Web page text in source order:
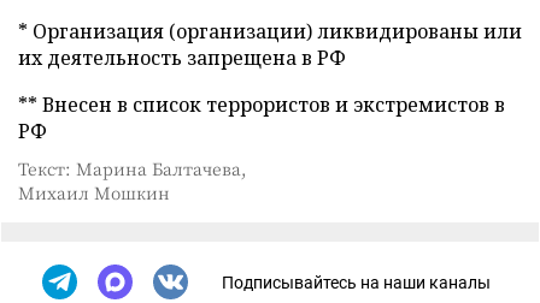
* Организация (организации) ликвидированы или
их деятельность запрещена в РФ
** Внесен в список террористов и экстремистов в
РФ
Текст: Марина Балтачева,
Михаил Мошкин
Подписывайтесь на наши каналы